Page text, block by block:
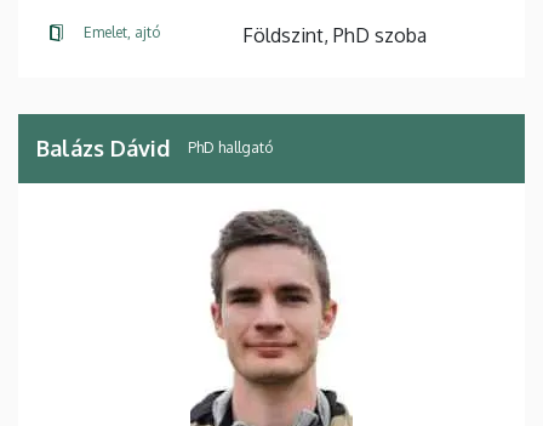
Emelet, ajtó Földszint, PhD szoba
Balázs Dávid PhD hallgató